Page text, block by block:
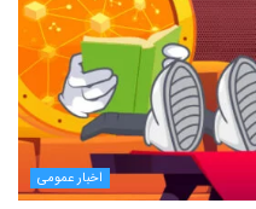
اخبار عمومی